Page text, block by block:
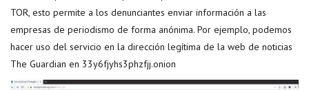
TOR, esto permite a los denunciantes enviar información a las
empresas de periodismo de forma anónima. Por ejemplo, podemos
hacer uso del servicio en la dirección legítima de la web de noticias
The Guardian en 33y6fjyhs3phzfjj.onion